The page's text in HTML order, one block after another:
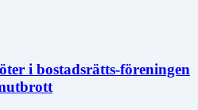
i bostadsrätts-föreningen